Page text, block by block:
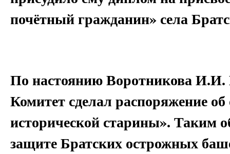
почётный гражданин» села
По настоянию Воротникова И.И.
Комитет сделал распоряжение
исторической старины». Таким
защите Братских острожных